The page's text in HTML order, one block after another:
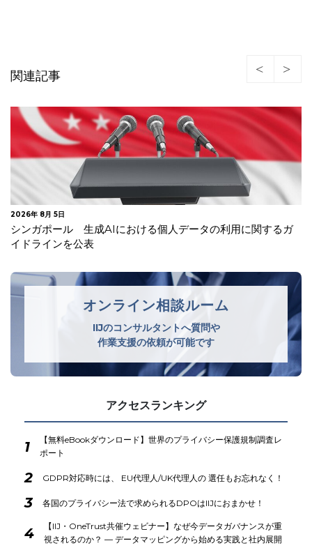
関連記事
2026年 7月 30日
オランダデータ保護局 生成AIモデルの開発・導入に関する
GDPRガイドラインを公表
オンライン相談ルーム
IIJのコンサルタントへ質問や
作業支援の依頼が可能です
アクセスランキング
1
【無料eBookダウンロード】世界のプライバシー保護規制調査レ
ポート
2 GDPR対応時には、 EU代理人/UK代理人の 選任もお忘れなく！
3 各国のプライバシー法で求められるDPOはIIJにおまかせ！
4
【IIJ・OneTrust共催ウェビナー】なぜ今データガバナンスが重
視されるのか？ ― データマッピングから始める実践と社内展開